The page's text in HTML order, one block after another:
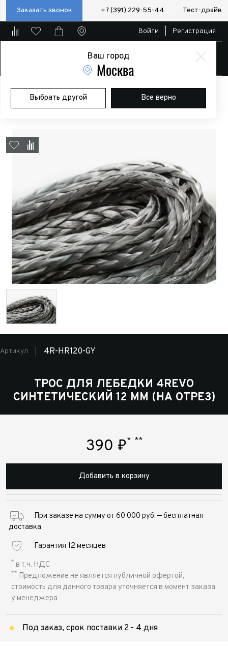
Заказать звонок +7 (391) 229-55-44 Тест-драйв
Ваш город
Москва
Выбрать другой Все верно
Войти Регистрация
Главная Магазин Дополнительное оборудование
Лебедки
Трос для лебедки 4REVO синтетический 12 мм (на отрез)
Артикул 4R-HR120-GY
ТРОС ДЛЯ ЛЕБЕДКИ 4REVO
СИНТЕТИЧЕСКИЙ 12 ММ (НА ОТРЕЗ)
390 ₽* **
Добавить в корзину
При заказе на сумму от 60 000 руб. — бесплатная
доставка
Гарантия 12 месяцев
* в т.ч. НДС
** Предложение не является публичной офертой,
стоимость для данного товара уточняется в момент заказа
у менеджера
Под заказ, срок поставки 2 - 4 дня